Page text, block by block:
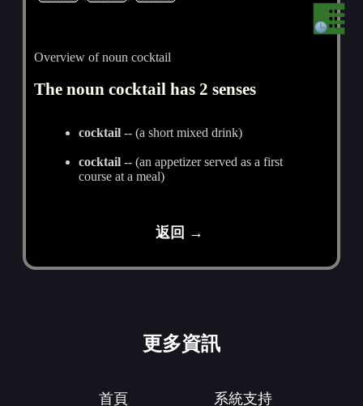
Overview of noun cocktail
The noun cocktail has 2 senses
cocktail -- (a short mixed drink)
cocktail -- (an appetizer served as a first
course at a meal)
返回 →
更多資訊
首頁 系統支持